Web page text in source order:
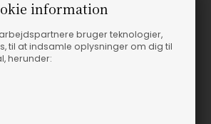
information
bruger teknologier,
til at indsamle oplysninger om dig til
herunder:
- Lakrids by Johan Bülow Sød lakrids med
det syrlige fra passionsfrugten - alt
den fantastiske lakrids. 125g
- Lakrids by Johan Bülow
chokolade og lækker passionsfrugt. Her
fra chokoladen og det syrlige fra